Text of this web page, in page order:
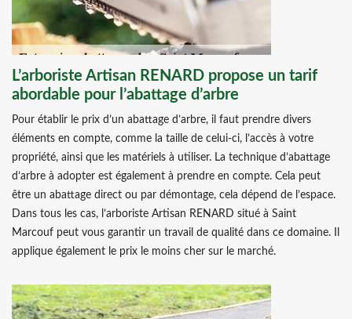
L’arboriste Artisan RENARD propose un tarif
abordable pour l’abattage d’arbre
Pour établir le prix d’un abattage d’arbre, il faut prendre divers
éléments en compte, comme la taille de celui-ci, l’accès à votre
propriété, ainsi que les matériels à utiliser. La technique d’abattage
d’arbre à adopter est également à prendre en compte. Cela peut
être un abattage direct ou par démontage, cela dépend de l’espace.
Dans tous les cas, l’arboriste Artisan RENARD situé à Saint
Marcouf peut vous garantir un travail de qualité dans ce domaine. Il
applique également le prix le moins cher sur le marché.